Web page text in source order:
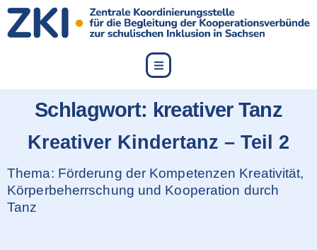
content
Schlagwort: kreativer Tanz
Kreativer Kindertanz – Teil 2
Thema: Förderung der Kompetenzen Kreativität,
Körperbeherrschung und Kooperation durch
Tanz